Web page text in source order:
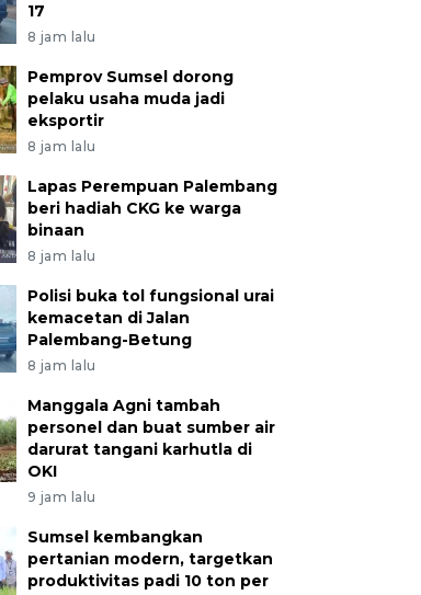
17
8 jam lalu
Pemprov Sumsel dorong
pelaku usaha muda jadi
eksportir
8 jam lalu
Lapas Perempuan Palembang
beri hadiah CKG ke warga
binaan
8 jam lalu
Polisi buka tol fungsional urai
kemacetan di Jalan
Palembang-Betung
8 jam lalu
Manggala Agni tambah
personel dan buat sumber air
darurat tangani karhutla di
OKI
9 jam lalu
Sumsel kembangkan
pertanian modern, targetkan
produktivitas padi 10 ton per